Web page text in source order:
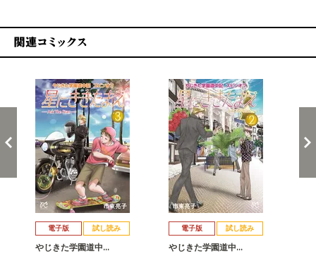
電子版 試し読み
やじきた学園道中…
電子版 試し読み
やじきた学園道中…